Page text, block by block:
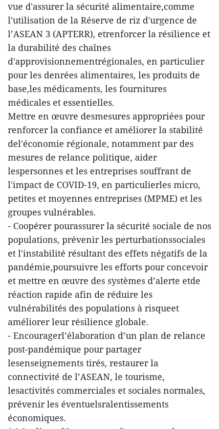
vue d'assurer la sécurité alimentaire,comme
l'utilisation de la Réserve de riz d'urgence de
l’ASEAN 3 (APTERR), etrenforcer la résilience et
la durabilité des chaînes
d'approvisionnementrégionales, en particulier
pour les denrées alimentaires, les produits de
base,les médicaments, les fournitures
médicales et essentielles.
Mettre en œuvre desmesures appropriées pour
renforcer la confiance et améliorer la stabilité
del'économie régionale, notamment par des
mesures de relance politique, aider
lespersonnes et les entreprises souffrant de
l'impact de COVID-19, en particulierles micro,
petites et moyennes entreprises (MPME) et les
groupes vulnérables.
- Coopérer pourassurer la sécurité sociale de nos
populations, prévenir les perturbationssociales
et l'instabilité résultant des effets négatifs de la
pandémie,poursuivre les efforts pour concevoir
et mettre en œuvre des systèmes d’alerte etde
réaction rapide afin de réduire les
vulnérabilités des populations à risqueet
améliorer leur résilience globale.
- Encouragerl’élaboration d’un plan de relance
post-pandémique pour partager
lesenseignements tirés, restaurer la
connectivité de l’ASEAN, le tourisme,
lesactivités commerciales et sociales normales,
prévenir les éventuelsralentissements
économiques.